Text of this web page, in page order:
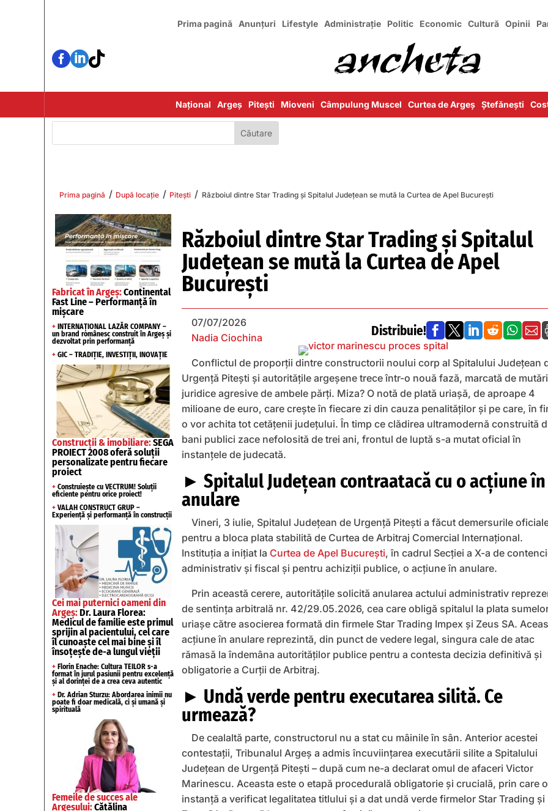
Prima pagină Anunțuri Lifestyle Administrație Politic Economic Cultură Opinii

Național Argeș Pitești Mioveni Câmpulung Muscel Curtea de Argeș Ștefănești
Prima pagină / După locație / Pitești / Războiul dintre Star Trading şi Spitalul Judeţean se mută la Curtea de Apel Bucureşti
Fabricat în Argeș:Continental
Fast Line – Performanță în
mișcare
+ INTERNAȚIONAL LAZĂR COMPANY –
un brand românesc construit în Argeș și
dezvoltat prin performanță
+ GIC – TRADIȚIE, INVESTIȚII, INOVAȚIE
Construcții & imobiliare:SEGA
PROIECT 2008 oferă soluții
personalizate pentru fiecare
proiect
+ Construiește cu VECTRUM! Soluții
eficiente pentru orice proiect!
+ VALAH CONSTRUCT GRUP –
Experiență și performanță în construcții
Cei mai puternici oameni din
Argeș:Dr. Laura Florea:
Medicul de familie este primul
sprijin al pacientului, cel care
îl cunoaște cel mai bine și îl
însoțește de-a lungul vieții
+ Florin Enache: Cultura TEILOR s-a
format în jurul pasiunii pentru excelență
și al dorinței de a crea ceva autentic
+ Dr. Adrian Sturzu: Abordarea inimii nu
poate fi doar medicală, ci și umană și
spirituală
Femeile de succes ale
Argeșului:Cătălina
Războiul dintre Star Trading şi Spitalul
Judeţean se mută la Curtea de Apel
Bucureşti
07/07/2026
Nadia Ciochina
Distribuie!      
Conflictul de proporții dintre constructorii noului corp al Spitalului Județean
Urgență Pitești și autoritățile argeșene trece într-o nouă fază, marcată de mutări
juridice agresive de ambele părți. Miza? O notă de plată uriașă, de aproape 4
milioane de euro, care crește în fiecare zi din cauza penalităților și pe care, în
o vor achita tot cetățenii județului. În timp ce clădirea ultramodernă construită
bani publici zace nefolosită de trei ani, frontul de luptă s-a mutat oficial în
instanțele de judecată.
► Spitalul Județean contraatacă cu o acţiune în
anulare
Vineri, 3 iulie, Spitalul Județean de Urgență Pitești a făcut demersurile
pentru a bloca plata stabilită de Curtea de Arbitraj Comercial Internațional.
Instituția a inițiat la Curtea de Apel București, în cadrul Secției a X-a de
administrativ și fiscal și pentru achiziții publice, o acțiune în anulare.
Prin această cerere, autoritățile solicită anularea actului administrativ
de sentința arbitrală nr. 42/29.05.2026, cea care obligă spitalul la plata
uriașe către asocierea formată din firmele Star Trading Impex și Zeus SA.
acțiune în anulare reprezintă, din punct de vedere legal, singura cale de atac
rămasă la îndemâna autorităților publice pentru a contesta decizia definitivă și
obligatorie a Curții de Arbitraj.
► Undă verde pentru executarea silită. Ce
urmează?
De cealaltă parte, constructorul nu a stat cu mâinile în sân. Anterior acestei
contestații, Tribunalul Argeș a admis încuviințarea executării silite a Spitalului
Județean de Urgență Pitești – după cum ne-a declarat omul de afaceri Victor
Marinescu. Aceasta este o etapă procedurală obligatorie și crucială, prin care o
instanță a verificat legalitatea titlului și a dat undă verde firmelor Star Trading și